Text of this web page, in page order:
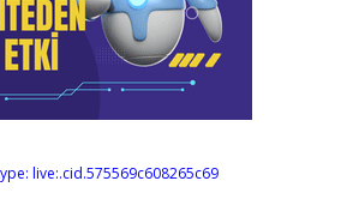
live:.cid.575569c608265c69